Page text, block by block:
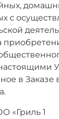
с
в Заказе
«Гриль 1